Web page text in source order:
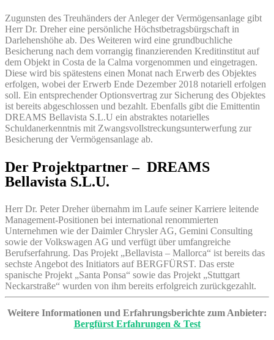
Zugunsten des Treuhänders der Anleger der Vermögensanlage gibt
Herr Dr. Dreher eine persönliche Höchstbetragsbürgschaft in
Darlehenshöhe ab. Des Weiteren wird eine grundbuchliche
Besicherung nach dem vorrangig finanzierenden Kreditinstitut auf
dem Objekt in Costa de la Calma vorgenommen und eingetragen.
Diese wird bis spätestens einen Monat nach Erwerb des Objektes
erfolgen, wobei der Erwerb Ende Dezember 2018 notariell erfolgen
soll. Ein entsprechender Optionsvertrag zur Sicherung des Objektes
ist bereits abgeschlossen und bezahlt. Ebenfalls gibt die Emittentin
DREAMS Bellavista S.L.U ein abstraktes notarielles
Schuldanerkenntnis mit Zwangsvollstreckungsunterwerfung zur
Besicherung der Vermögensanlage ab.
Der Projektpartner – DREAMS
Bellavista S.L.U.
Herr Dr. Peter Dreher übernahm im Laufe seiner Karriere leitende
Management-Positionen bei international renommierten
Unternehmen wie der Daimler Chrysler AG, Gemini Consulting
sowie der Volkswagen AG und verfügt über umfangreiche
Berufserfahrung. Das Projekt „Bellavista – Mallorca“ ist bereits das
sechste Angebot des Initiators auf BERGFÜRST. Das erste
spanische Projekt „Santa Ponsa“ sowie das Projekt „Stuttgart
Neckarstraße“ wurden von ihm bereits erfolgreich zurückgezahlt.
Weitere Informationen und Erfahrungsberichte zum Anbieter:
Bergfürst Erfahrungen & Test